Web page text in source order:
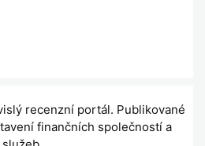
recenzní portál. Publikované
finančních společností a